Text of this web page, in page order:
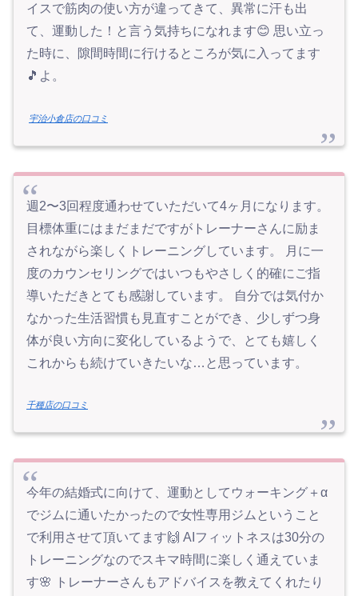
イスで筋肉の使い方が違ってきて、異常に汗も出
て、運動した！と言う気持ちになれます😊 思い立っ
た時に、隙間時間に行けるところが気に入ってます
🎵よ。
宇治小倉店の口コミ
週2〜3回程度通わせていただいて4ヶ月になります。
目標体重にはまだまだですがトレーナーさんに励ま
されながら楽しくトレーニングしています。 月に一
度のカウンセリングではいつもやさしく的確にご指
導いただきとても感謝しています。 自分では気付か
なかった生活習慣も見直すことができ、少しずつ身
体が良い方向に変化しているようで、とても嬉しく
これからも続けていきたいな…と思っています。
千種店の口コミ
今年の結婚式に向けて、運動としてウォーキング＋‪α
でジムに通いたかったので女性専用ジムということ
で利用させて頂いてます🙌 AIフィットネスは30分の
トレーニングなのでスキマ時間に楽しく通えていま
す🌸 トレーナーさんもアドバイスを教えてくれたり